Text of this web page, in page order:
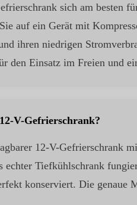
sich am besten
auf ein Gerät mit
ihren niedrigen
den Einsatz im Freien und
V-Gefrierschrank?
12-V-Gefrierschrank
echter Tiefkühlschrank
konserviert. Die genaue